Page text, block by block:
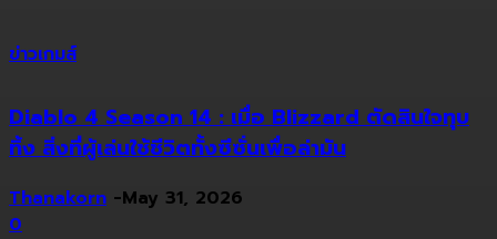
ข่าวเกมส์
Diablo 4 Season 14 : เมื่อ Blizzard ตัดสินใจทุบ
ทิ้ง สิ่งที่ผู้เล่นใช้ชีวิตทั้งซีซั่นเพื่อล่ามัน
Thanakorn -May 31, 2026
0